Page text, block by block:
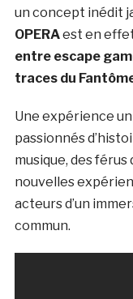
un concept inédit
OPERAest en
entre escape
traces du
Une expérience
passionnés
musique, des férus
nouvelles
acteurs d’un
commun.